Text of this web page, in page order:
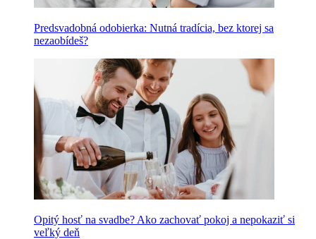
Predsvadobná odobierka: Nutná tradícia, bez ktorej sa
nezaobídeš?
Opitý hosť na svadbe? Ako zachovať pokoj a nepokaziť si
veľký deň